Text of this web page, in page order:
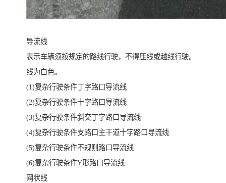
导流线
表示车辆须按规定的路线行驶，不得压线或越线行驶。
线为白色。
(1)复杂行驶条件丁字路口导流线
(2)复杂行驶条件十字路口导流线
(3)复杂行驶条件斜交丁字路口导流线
(4)复杂行驶条件支路口主干道十字路口导流线
(5)复杂行驶条件不规则路口导流线
(6)复杂行驶条件Y形路口导流线
网状线